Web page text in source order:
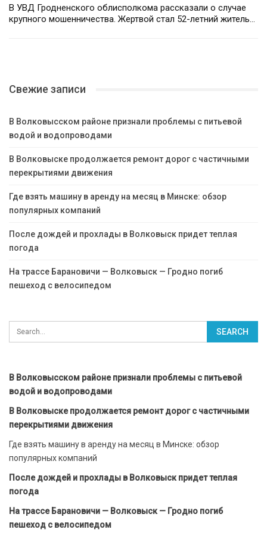
В УВД Гродненского облисполкома рассказали о случае
крупного мошенничества. Жертвой стал 52-летний житель…
Свежие записи
В Волковысском районе признали проблемы с питьевой
водой и водопроводами
В Волковыске продолжается ремонт дорог с частичными
перекрытиями движения
Где взять машину в аренду на месяц в Минске: обзор
популярных компаний
После дождей и прохлады в Волковыск придет теплая
погода
На трассе Барановичи — Волковыск — Гродно погиб
пешеход с велосипедом
В Волковысском районе признали проблемы с питьевой
водой и водопроводами
В Волковыске продолжается ремонт дорог с частичными
перекрытиями движения
Где взять машину в аренду на месяц в Минске: обзор
популярных компаний
После дождей и прохлады в Волковыск придет теплая
погода
На трассе Барановичи — Волковыск — Гродно погиб
пешеход с велосипедом